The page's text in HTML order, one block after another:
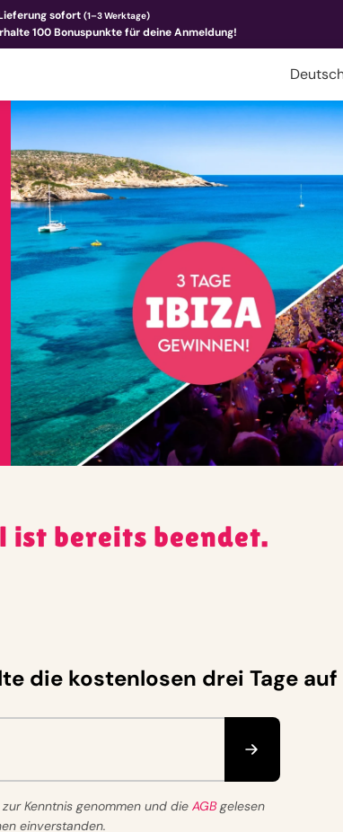
sofort (1–3 Werktage)
100 Bonuspunkte für deine Anmeldung!
ist bereits beendet.
die kostenlosen drei Tage auf
Kenntnis genommen und die AGBgelesen
einverstanden.